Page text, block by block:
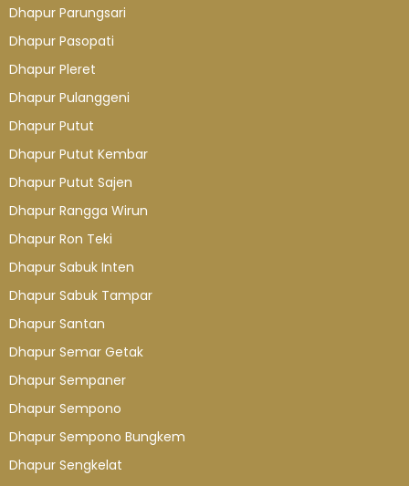
Dhapur Parungsari
Dhapur Pasopati
Dhapur Pleret
Dhapur Pulanggeni
Dhapur Putut
Dhapur Putut Kembar
Dhapur Putut Sajen
Dhapur Rangga Wirun
Dhapur Ron Teki
Dhapur Sabuk Inten
Dhapur Sabuk Tampar
Dhapur Santan
Dhapur Semar Getak
Dhapur Sempaner
Dhapur Sempono
Dhapur Sempono Bungkem
Dhapur Sengkelat